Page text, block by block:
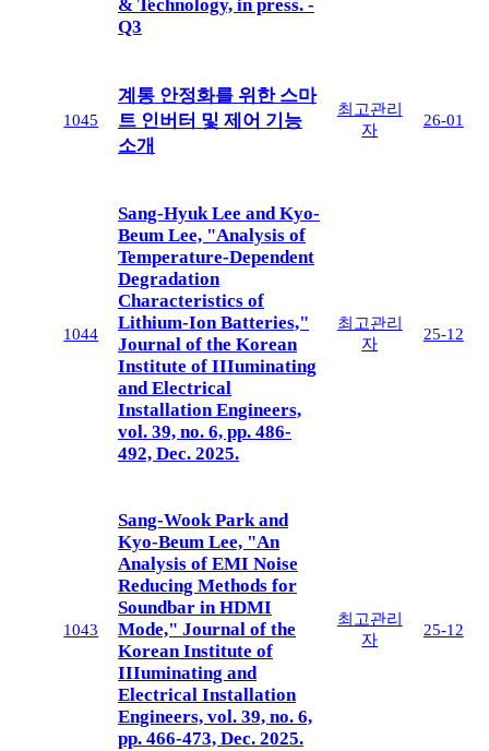
& Technology, in press. -
Q3
1045
계통 안정화를 위한 스마
트 인버터 및 제어 기능
소개
최고관리
자
26-01
1044
Sang-Hyuk Lee and Kyo-
Beum Lee, "Analysis of
Temperature-Dependent
Degradation
Characteristics of
Lithium-Ion Batteries,"
Journal of the Korean
Institute of IIIuminating
and Electrical
Installation Engineers,
vol. 39, no. 6, pp. 486-
492, Dec. 2025.
최고관리
자
25-12
1043
Sang-Wook Park and
Kyo-Beum Lee, "An
Analysis of EMI Noise
Reducing Methods for
Soundbar in HDMI
Mode," Journal of the
Korean Institute of
IIIuminating and
Electrical Installation
Engineers, vol. 39, no. 6,
pp. 466-473, Dec. 2025.
최고관리
자
25-12